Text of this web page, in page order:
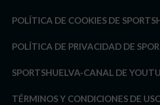
POLÍTICA DE COOKIES DE
POLÍTICA DE PRIVACIDAD DE
SPORTSHUELVA-CANAL DE
TÉRMINOS Y CONDICIONES DE